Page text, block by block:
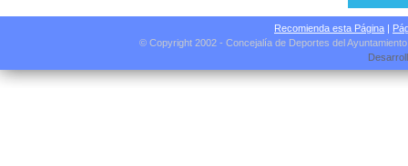
Recomienda esta Página |
© Copyright 2002 - Concejalía de Deportes del